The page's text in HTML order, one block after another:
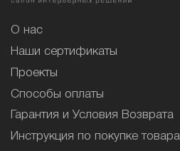
О нас
Наши сертификаты
Проекты
Способы оплаты
Гарантия и Условия Возврата
Инструкция по покупке товара